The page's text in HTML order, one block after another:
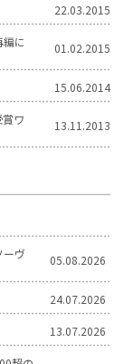
ーヴ
05.08.2026
24.07.2026
13.07.2026
22.03.2015
に
01.02.2015
15.06.2014
ワ
13.11.2013